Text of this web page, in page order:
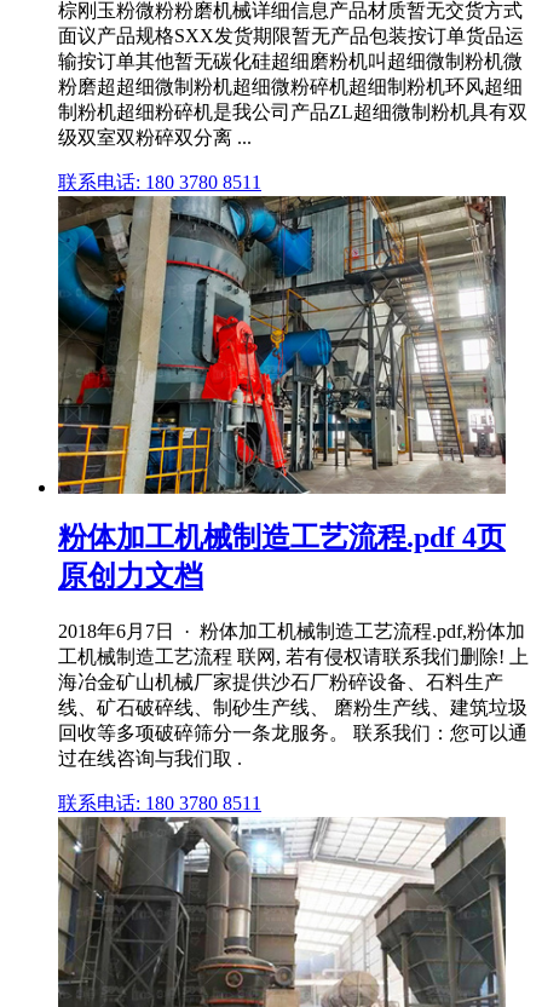
棕刚玉粉微粉粉磨机械详细信息产品材质暂无交货方式
面议产品规格SXX发货期限暂无产品包装按订单货品运
输按订单其他暂无碳化硅超细磨粉机叫超细微制粉机微
粉磨超超细微制粉机超细微粉碎机超细制粉机环风超细
制粉机超细粉碎机是我公司产品ZL超细微制粉机具有双
级双室双粉碎双分离 ...
联系电话: 180 3780 8511
粉体加工机械制造工艺流程.pdf 4页
原创力文档
2018年6月7日 · 粉体加工机械制造工艺流程.pdf,粉体加
工机械制造工艺流程 联网, 若有侵权请联系我们删除! 上
海冶金矿山机械厂家提供沙石厂粉碎设备、石料生产
线、矿石破碎线、制砂生产线、 磨粉生产线、建筑垃圾
回收等多项破碎筛分一条龙服务。 联系我们：您可以通
过在线咨询与我们取 .
联系电话: 180 3780 8511